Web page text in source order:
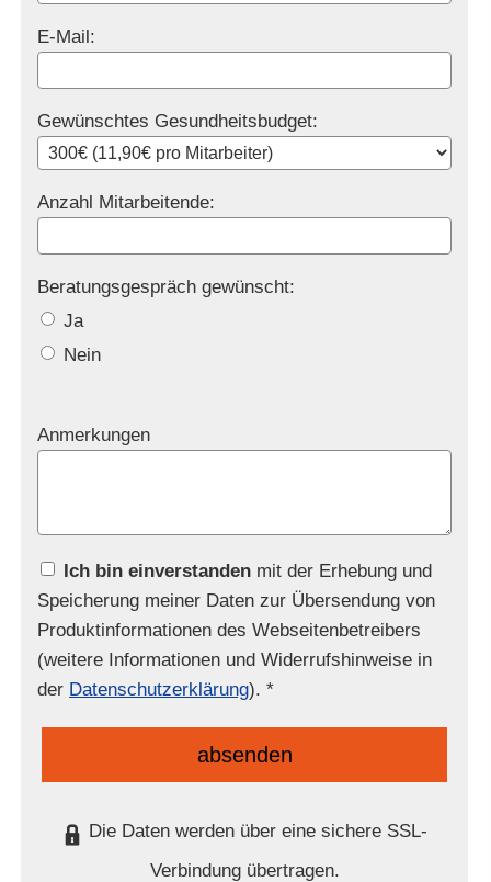
E-Mail:
Gewünschtes Gesundheitsbudget:
Anzahl Mitarbeitende:
Beratungsgespräch gewünscht:
Ja
Nein
Anmerkungen
Ich bin einverstanden mit der Erhebung und
Speicherung meiner Daten zur Übersendung von
Produktinformationen des Webseitenbetreibers
(weitere Informationen und Widerrufshinweise in
der Datenschutzerklärung). *
absenden
Die Daten werden über eine sichere SSL-
Verbindung übertragen.